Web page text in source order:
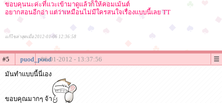
ขอบคุนนะค่ะที่แวะเข้ามาดูแล้วก็ให้คอมเม้นต์
อยากสอนอีกอ่า แต่ว่าเหมือนไม่มีใครสนใจเรื่องแบบนี้เลย TT
แก้ไขล่าสุดเมื่อ 2012-01-06 12:36:58
#5 puod_pond06-01-2012 - 13:37:56
มันทำแบบนี้นี่เอง
ขอบคุณมากๆ จ้า